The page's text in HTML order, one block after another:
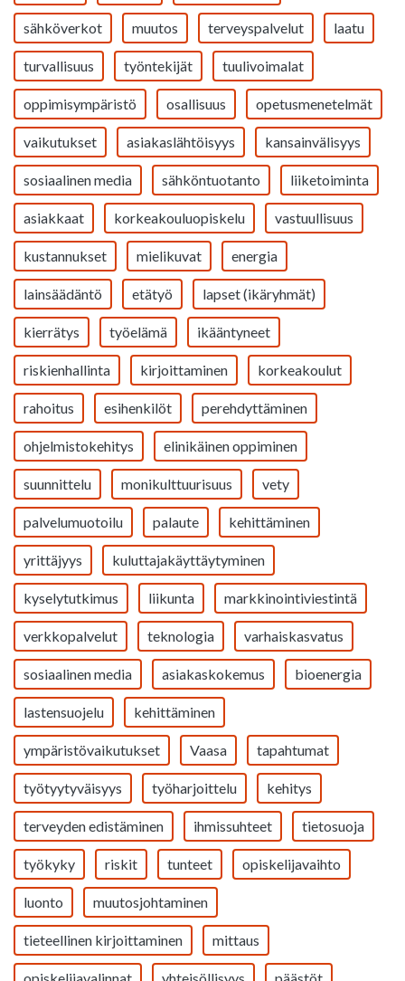
sähköverkot muutos terveyspalvelut laatu
turvallisuus työntekijät tuulivoimalat
oppimisympäristö osallisuus opetusmenetelmät
vaikutukset asiakaslähtöisyys kansainvälisyys
sosiaalinen media sähköntuotanto liiketoiminta
asiakkaat korkeakouluopiskelu vastuullisuus
kustannukset mielikuvat energia
lainsäädäntö etätyö lapset (ikäryhmät)
kierrätys työelämä ikääntyneet
riskienhallinta kirjoittaminen korkeakoulut
rahoitus esihenkilöt perehdyttäminen
ohjelmistokehitys elinikäinen oppiminen
suunnittelu monikulttuurisuus vety
palvelumuotoilu palaute kehittäminen
yrittäjyys kuluttajakäyttäytyminen
kyselytutkimus liikunta markkinointiviestintä
verkkopalvelut teknologia varhaiskasvatus
sosiaalinen media asiakaskokemus bioenergia
lastensuojelu kehittäminen
ympäristövaikutukset Vaasa tapahtumat
työtyytyväisyys työharjoittelu kehitys
terveyden edistäminen ihmissuhteet tietosuoja
työkyky riskit tunteet opiskelijavaihto
luonto muutosjohtaminen
tieteellinen kirjoittaminen mittaus